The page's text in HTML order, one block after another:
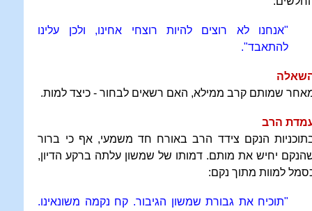
"אנחנו לא רוצים להיות רוצחי אחינו, ולכן עלינו
להתאבד".
שמותם קרב ממילא, האם רשאים לבחור - כיצד למות.
הרב
הנקם צידד הרב באורח חד משמעי, אף כי ברור
יחיש את מותם. דמותו של שמשון עלתה ברקע הדיון,
למוות מתוך נקם:
"תוכיח את גבורת שמשון הגיבור. קח נקמה משונאינו.